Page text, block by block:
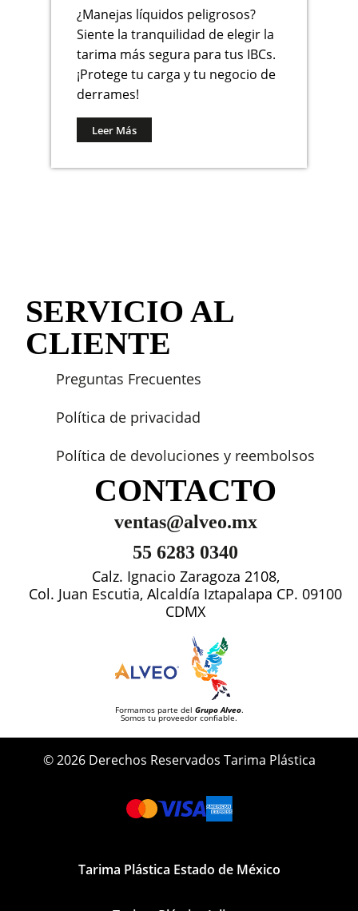
¿Manejas líquidos peligrosos?
Siente la tranquilidad de elegir la
tarima más segura para tus IBCs.
¡Protege tu carga y tu negocio de
derrames!
Leer Más
SERVICIO AL
CLIENTE
Preguntas Frecuentes
Política de privacidad
Política de devoluciones y reembolsos
CONTACTO
ventas@alveo.mx
55 6283 0340
Calz. Ignacio Zaragoza 2108,
Col. Juan Escutia, Alcaldía Iztapalapa CP. 09100
CDMX
Formamos parte del Grupo Alveo.
Somos tu proveedor confiable.
© 2026 Derechos Reservados Tarima Plástica
Tarima Plástica Estado de México